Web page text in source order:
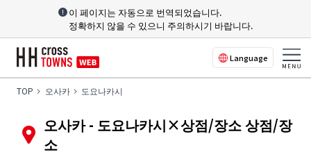
이 페이지는 자동으로 번역되었습니다.
정확하지 않을 수 있으니 주의하시기 바랍니다.
Language
TOP 오사카 도요나카시
오사카 - 도요나카시×상점/장소 상점/장
소